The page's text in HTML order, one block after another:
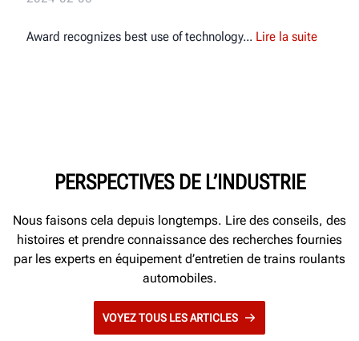
Award recognizes best use of technology Lire la suite
PERSPECTIVES DE L’INDUSTRIE
Nous faisons cela depuis longtemps. Lire des conseils, des
histoires et prendre connaissance des recherches fournies
par les experts en équipement d’entretien de trains roulants
automobiles.
VOYEZ TOUS LES ARTICLES